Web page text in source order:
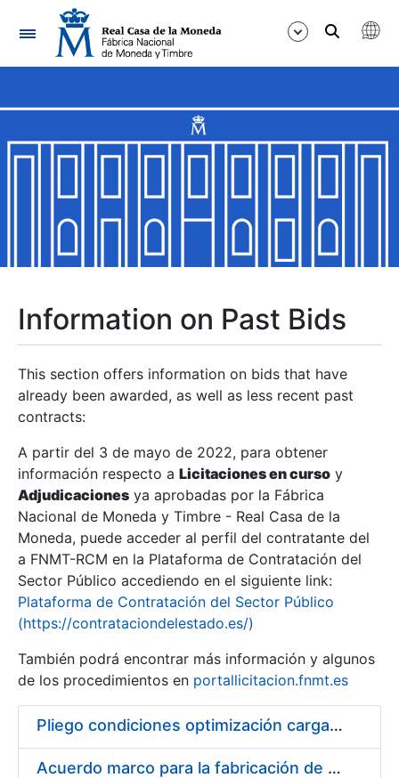
Navigation
Show/Hide
Show/Hide
Show/Hide
Show/Hide
Show/Hide
Show/Hide
Information on Past Bids
This section offers information on bids that have
already been awarded, as well as less recent past
contracts:
A partir del 3 de mayo de 2022, para obtener
información respecto a Licitaciones en curso y
Adjudicaciones ya aprobadas por la Fábrica
Nacional de Moneda y Timbre - Real Casa de la
Moneda, puede acceder al perfil del contratante del
a FNMT-RCM en la Plataforma de Contratación del
Sector Público accediendo en el siguiente link:
Plataforma de Contratación del Sector Público
(https://contrataciondelestado.es/)
También podrá encontrar más información y algunos
de los procedimientos en portallicitacion.fnmt.es
Pliego condiciones optimización cargas compras firmado
Acuerdo marco para la fabricación de piezas